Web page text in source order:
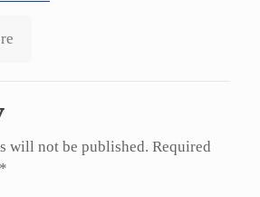
will not be published. Required
*